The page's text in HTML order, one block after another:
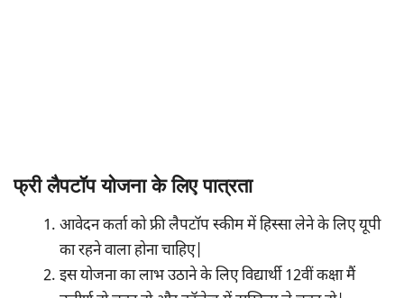
फ्री लैपटॉप योजना के लिए पात्रता
आवेदन कर्ता को फ्री लैपटॉप स्कीम में हिस्सा लेने के लिए यूपी
का रहने वाला होना चाहिए|
इस योजना का लाभ उठाने के लिए विद्यार्थी 12वीं कक्षा मैं